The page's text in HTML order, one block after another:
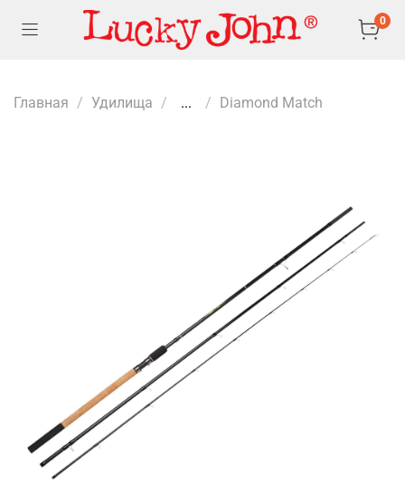
0
Главная Удилища ... Diamond Match